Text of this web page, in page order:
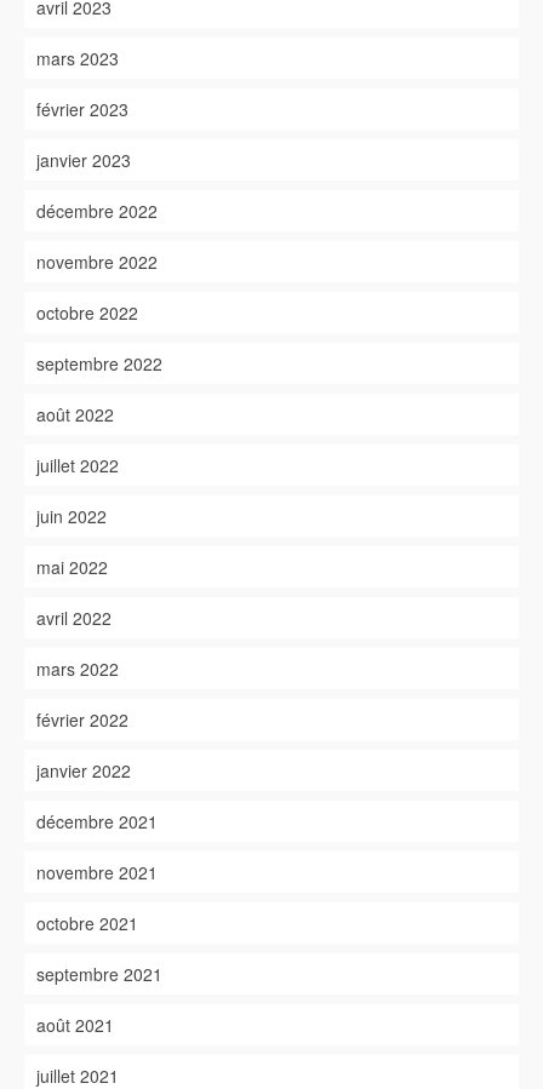
avril 2023
mars 2023
février 2023
janvier 2023
décembre 2022
novembre 2022
octobre 2022
septembre 2022
août 2022
juillet 2022
juin 2022
mai 2022
avril 2022
mars 2022
février 2022
janvier 2022
décembre 2021
novembre 2021
octobre 2021
septembre 2021
août 2021
juillet 2021